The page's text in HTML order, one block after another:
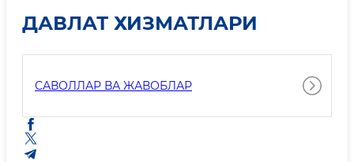
ДАВЛАТ ХИЗМАТЛАРИ
САВОЛЛАР ВА ЖАВОБЛАР